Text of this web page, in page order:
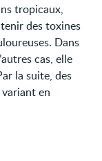
tropicaux,
des toxines
Dans
cas, elle
la suite, des
en